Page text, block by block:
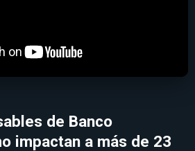
de Banco
impactan a más de 23